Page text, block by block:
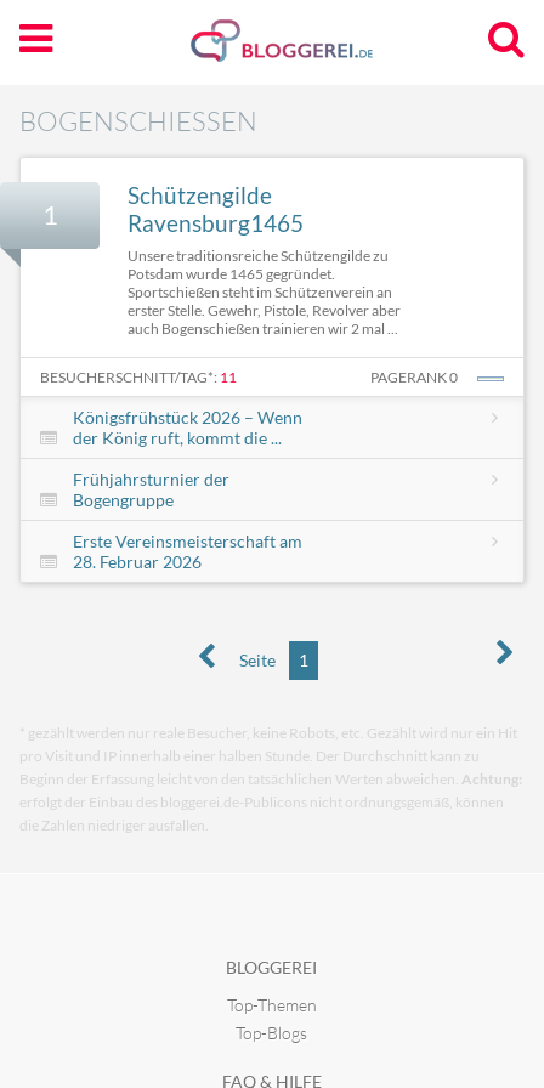
BOGENSCHIESSEN
1
Schützengilde
Ravensburg1465
Unsere traditionsreiche Schützengilde zu
Potsdam wurde 1465 gegründet.
Sportschießen steht im Schützenverein an
erster Stelle. Gewehr, Pistole, Revolver aber
auch Bogenschießen trainieren wir 2 mal ...
BESUCHERSCHNITT/TAG*: 11 PAGERANK 0
Königsfrühstück 2026 – Wenn
der König ruft, kommt die ...
Frühjahrsturnier der
Bogengruppe
Erste Vereinsmeisterschaft am
28. Februar 2026
Seite 1
* gezählt werden nur reale Besucher, keine Robots, etc. Gezählt wird nur ein Hit
pro Visit und IP innerhalb einer halben Stunde. Der Durchschnitt kann zu
Beginn der Erfassung leicht von den tatsächlichen Werten abweichen. Achtung:
erfolgt der Einbau des bloggerei.de-Publicons nicht ordnungsgemäß, können
die Zahlen niedriger ausfallen.
BLOGGEREI
Top-Themen
Top-Blogs
FAQ & HILFE